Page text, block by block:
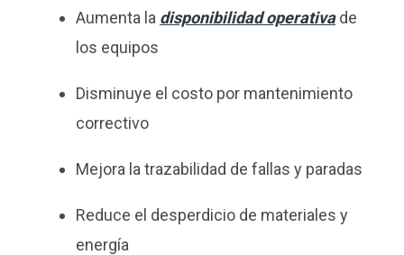
Aumenta la disponibilidad operativade
los equipos
Disminuye el costo por mantenimiento
correctivo
Mejora la trazabilidad de fallas y paradas
Reduce el desperdicio de materiales y
energía